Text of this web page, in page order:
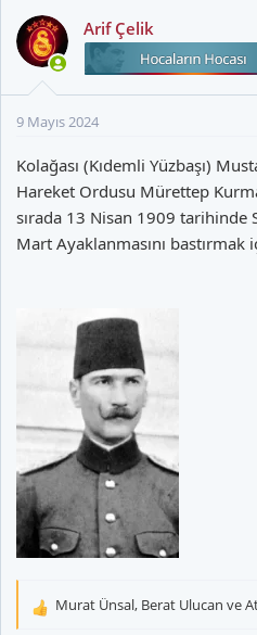
n
i
Arif Çelik
9 Mayıs 2024
Kolağası (Kıdemli Yüzbaşı)
Hareket Ordusu Mürettep
sırada 13 Nisan 1909 tarihinde
Mart Ayaklanmasını bastırmak
T
Murat Ünsal, Berat Ulucan ve